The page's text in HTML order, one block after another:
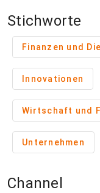
Stichworte
Finanzen und
Innovationen
Wirtschaft und
Unternehmen
Channel